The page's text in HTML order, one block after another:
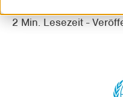
Druckindustrie
2 Min. Lesezeit -